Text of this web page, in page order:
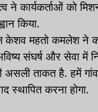
ने कार्यकर्ताओं को
किया.
केशव महतो कमलेश ने
संघर्ष और सेवा में
असली ताकत है. हमें
स्थापित करना होगा.